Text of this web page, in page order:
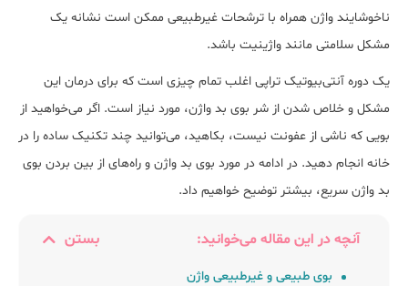
ناخوشایند واژن همراه با ترشحات غیرطبیعی ممکن است نشانه یک
مشکل سلامتی مانند واژینیت باشد.
یک دوره آنتی‌بیوتیک تراپی اغلب تمام چیزی است که برای درمان این
مشکل و خلاص شدن از شر بوی بد واژن، مورد نیاز است. اگر می‌خواهید از
بویی که ناشی از عفونت نیست، بکاهید، می‌توانید چند تکنیک ساده را در
خانه انجام دهید. در ادامه در مورد بوی بد واژن و راه‌های از بین بردن بوی
بد واژن سریع، بیش‎تر توضیح خواهیم داد.
آنچه در این مقاله می‌خوانید: بستن
بوی طبیعی و غیرطبیعی واژن